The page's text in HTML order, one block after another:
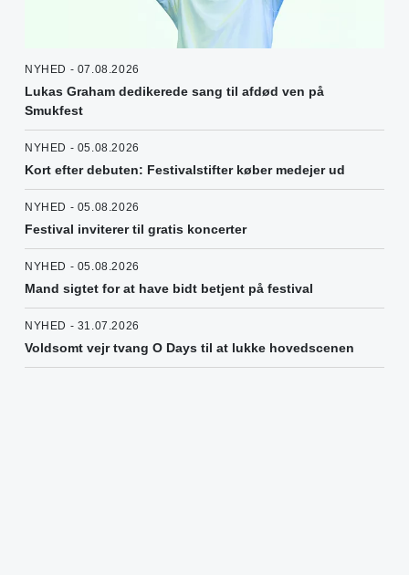
NYHED - 07.08.2026
Lukas Graham dedikerede sang til afdød ven på
Smukfest
NYHED - 05.08.2026
Kort efter debuten: Festivalstifter køber medejer ud
NYHED - 05.08.2026
Festival inviterer til gratis koncerter
NYHED - 05.08.2026
Mand sigtet for at have bidt betjent på festival
NYHED - 31.07.2026
Voldsomt vejr tvang O Days til at lukke hovedscenen